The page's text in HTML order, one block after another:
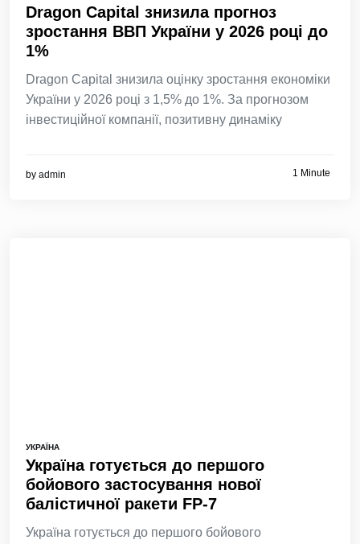
Dragon Capital знизила прогноз
зростання ВВП України у 2026 році до
1%
Dragon Capital знизила оцінку зростання економіки
України у 2026 році з 1,5% до 1%. За прогнозом
інвестиційної компанії, позитивну динаміку
by admin 1 Minute
УКРАЇНА
Україна готується до першого
бойового застосування нової
балістичної ракети FP-7
Україна готується до першого бойового